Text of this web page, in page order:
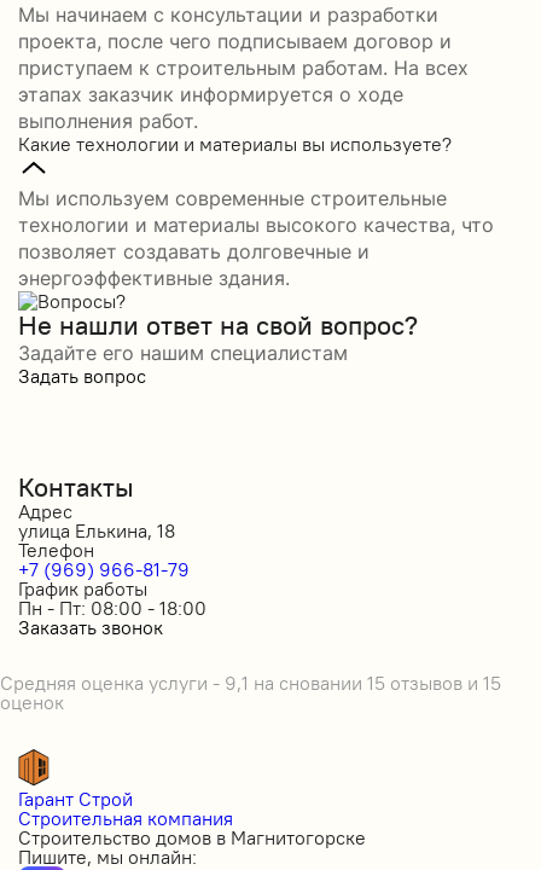
Мы начинаем с консультации и разработки
проекта, после чего подписываем договор и
приступаем к строительным работам. На всех
этапах заказчик информируется о ходе
выполнения работ.
Какие технологии и материалы вы используете?
Мы используем современные строительные
технологии и материалы высокого качества, что
позволяет создавать долговечные и
энергоэффективные здания.
Не нашли ответ на свой вопрос?
Задайте его нашим специалистам
Задать вопрос
Контакты
Адрес
улица Елькина, 18
Телефон
+7 (969) 966-81-79
График работы
Пн - Пт: 08:00 - 18:00
Заказать звонок
Средняя оценка услуги - 9,1 на сновании 15 отзывов и 15
оценок
Гарант Строй
Строительная компания
Строительство домов в Магнитогорске
Пишите, мы онлайн: